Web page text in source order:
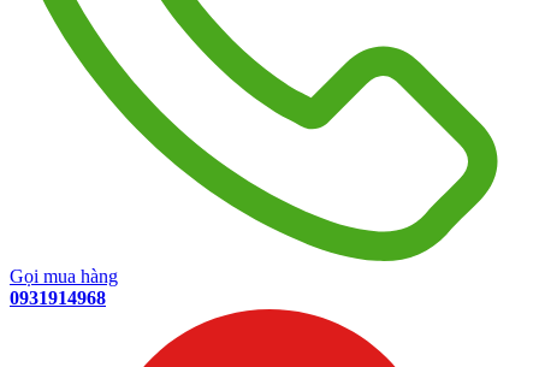
Gọi mua hàng
0931914968